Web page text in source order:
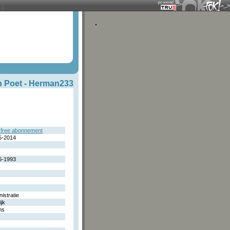
Poet - Herman233
abonnement
2014
1993